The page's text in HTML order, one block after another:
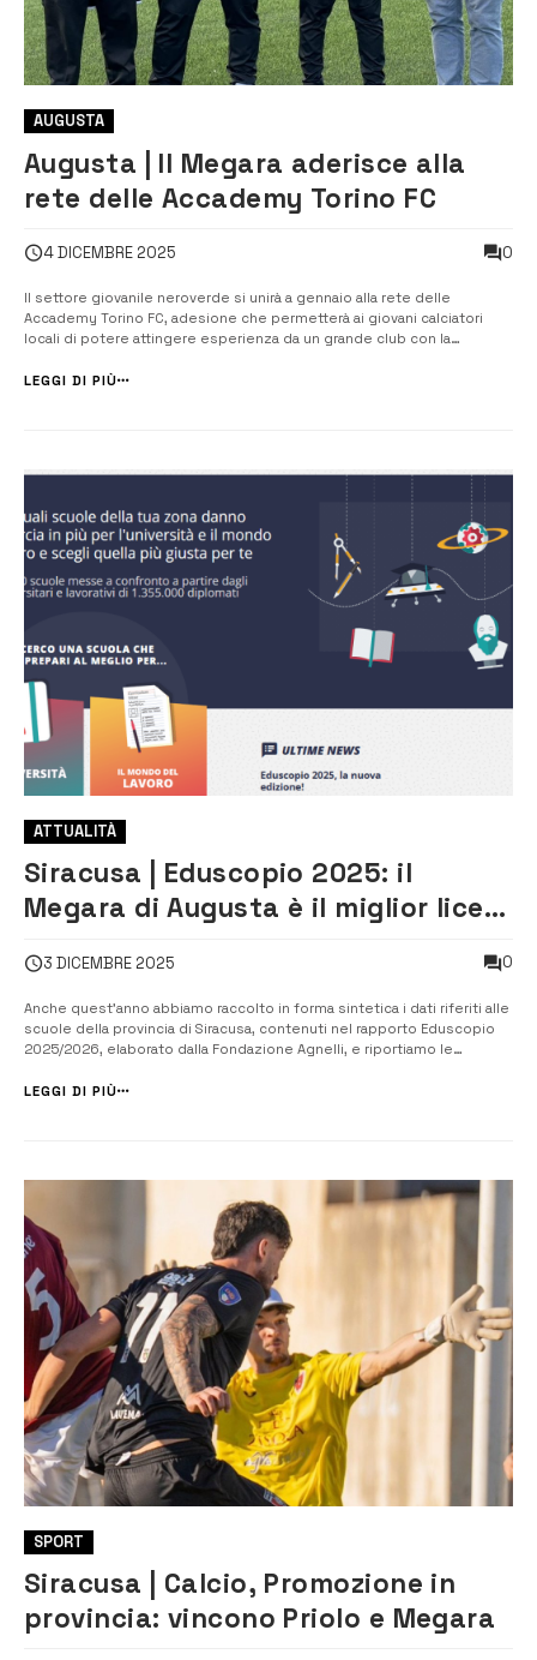
AUGUSTA
Augusta | Il Megara aderisce alla
rete delle Accademy Torino FC
4 DICEMBRE 2025 0
Il settore giovanile neroverde si unirà a gennaio alla rete delle
Accademy Torino FC, adesione che permetterà ai giovani calciatori
locali di potere attingere esperienza da un grande club con la
Torino FC. Questo il comunicato diramato sulla pagina social della
LEGGI DI PIÙ
ATTUALITÀ
Siracusa | Eduscopio 2025: il
Megara di Augusta è il miglior liceo
3 DICEMBRE 2025 0
Anche quest’anno abbiamo raccolto in forma sintetica i dati riferiti alle
scuole della provincia di Siracusa, contenuti nel rapporto Eduscopio
2025/2026, elaborato dalla Fondazione Agnelli, e riportiamo le
possono leggere attraverso i link che riportiamo in fondo a questo
LEGGI DI PIÙ
SPORT
Siracusa | Calcio, Promozione in
provincia: vincono Priolo e Megara